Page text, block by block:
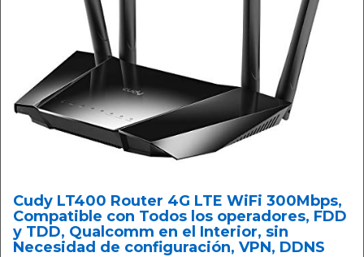
Cudy LT400 Router 4G LTE WiFi 300Mbps,
Compatible con Todos los operadores, FDD
y TDD, Qualcomm en el Interior, sin
Necesidad de configuración, VPN, DDNS